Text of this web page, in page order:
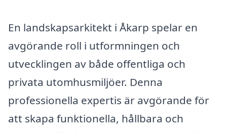
En landskapsarkitekt i Åkarp spelar en
avgörande roll i utformningen och
utvecklingen av både offentliga och
privata utomhusmiljöer. Denna
professionella expertis är avgörande för
att skapa funktionella, hållbara och